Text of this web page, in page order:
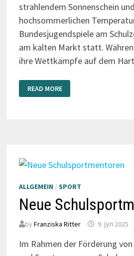
strahlendem Sonnenschein und
hochsommerlichen
Bundesjugendspiele am
am kalten Markt statt.
ihre Wettkämpfe auf dem
SONNE,
SPITZENLEISTUNGEN
READ MORE
ALLGEMEIN / SPORT
Neue
by Franziska Ritter 9. јул 2025
Im Rahmen der Förderung